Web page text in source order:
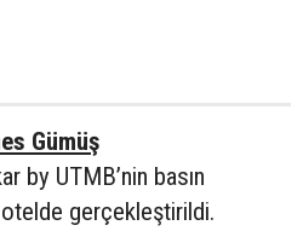
Gümüş
by UTMB’nin basın
gerçekleştirildi.